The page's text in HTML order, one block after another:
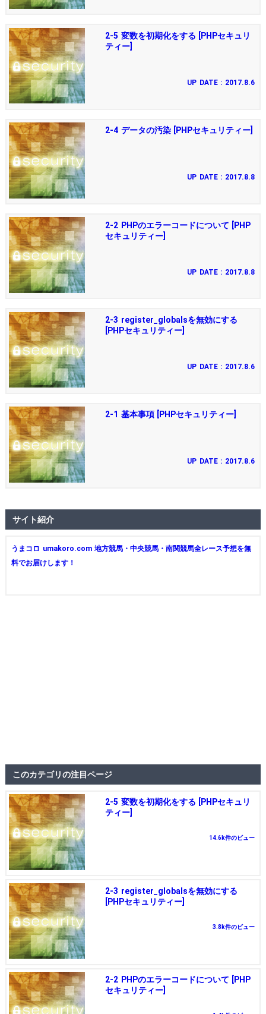
2-5 変数を初期化をする [PHPセキュリ
ティー]
UP DATE : 2017.8.6
2-4 データの汚染 [PHPセキュリティー]
UP DATE : 2017.8.8
2-2 PHPのエラーコードについて [PHP
セキュリティー]
UP DATE : 2017.8.8
2-3 register_globalsを無効にする
[PHPセキュリティー]
UP DATE : 2017.8.6
2-1 基本事項 [PHPセキュリティー]
UP DATE : 2017.8.6
サイト紹介
うまコロ umakoro.com 地方競馬・中央競馬・南関競馬全レース予想を無
料でお届けします！
このカテゴリの注目ページ
2-5 変数を初期化をする [PHPセキュリ
ティー]
14.6k件のビュー
2-3 register_globalsを無効にする
[PHPセキュリティー]
3.8k件のビュー
2-2 PHPのエラーコードについて [PHP
セキュリティー]